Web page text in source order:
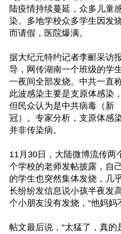
陆疫情持续蔓延，众多儿童
染。多地学校众多学生因发
而请假，医院爆满。
据大纪元特约记者李郦采访
导，网传湖南一个班级的学
一夜间全部发烧。中共一直
此波感染主要是支原体感染，
但民众认为是中共病毒（新
冠）。专家分析，支原体感
并非传染病。
11月30日，大陆微博流传两
个学校的老师发帖披露，自
的学生也突然集体发烧，几
长纷纷发信息说小孩半夜发
个小朋友没有发烧，“他妈妈
帖文最后说，“太猛了，真